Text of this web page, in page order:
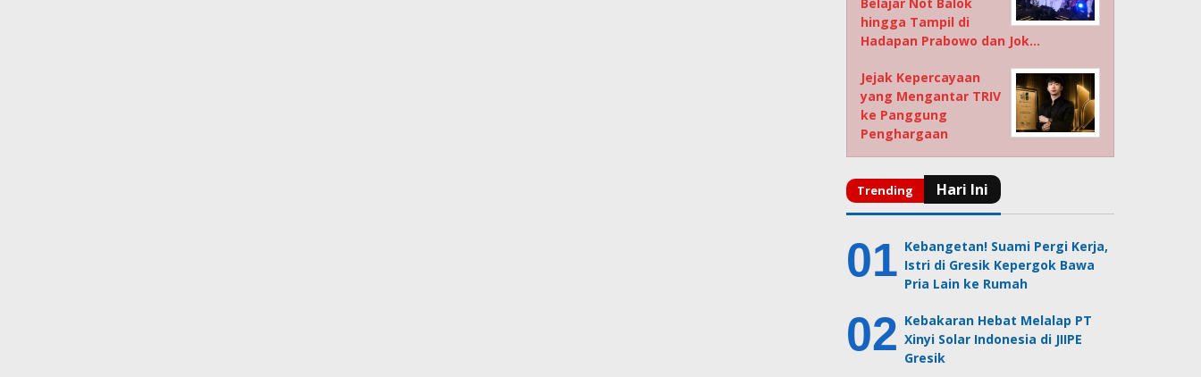
hingga Tampil di
Hadapan Prabowo dan Jok…
Jejak Kepercayaan
yang Mengantar TRIV
ke Panggung
Penghargaan
Kebangetan! Suami Pergi Kerja,
Istri di Gresik Kepergok Bawa
Pria Lain ke Rumah
Kebakaran Hebat Melalap PT
Xinyi Solar Indonesia di JIIPE
Gresik